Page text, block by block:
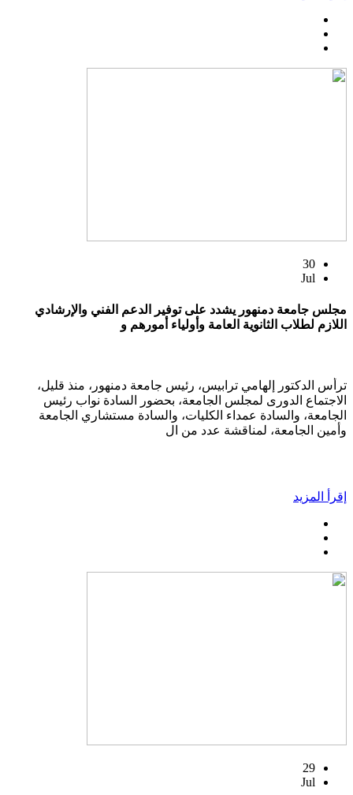
30
Jul
مجلس جامعة دمنهور يشدد على توفير الدعم الفني والإرشادي
اللازم لطلاب الثانوية العامة وأولياء أمورهم و
ترأس الدكتور إلهامي ترابيس، رئيس جامعة دمنهور، منذ قليل،
الاجتماع الدورى لمجلس الجامعة، بحضور السادة نواب رئيس
الجامعة، والسادة عمداء الكليات، والسادة مستشاري الجامعة
وأمين الجامعة، لمناقشة عدد من ال
إقرأ المزيد
29
Jul